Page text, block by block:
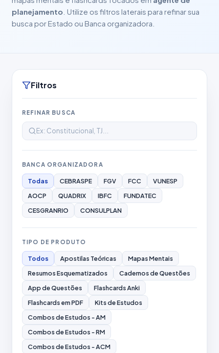
planejamento . Utilize os filtros laterais para refinar sua
busca por Estado ou Banca organizadora.
Filtros
REFINAR BUSCA
BANCA ORGANIZADORA
Todas CEBRASPE FGV FCC
VUNESP
AOCP
QUADRIX IBFC
FUNDATEC
CESGRANRIO
CONSULPLAN
TIPO DE PRODUTO
Todos Apostilas Teóricas
Mapas Mentais
Resumos Esquematizados
Cadernos de Questões
App de Questões
Flashcards Anki
Flashcards em PDF
Kits de Estudos
Combos de Estudos - AM
Combos de Estudos - RM
Combos de Estudos - ACM